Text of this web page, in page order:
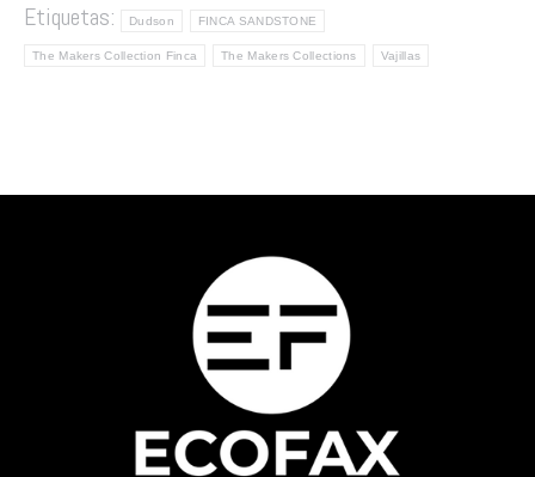
Etiquetas:
Dudson FINCA SANDSTONE
The Makers Collection Finca The Makers Collections Vajillas